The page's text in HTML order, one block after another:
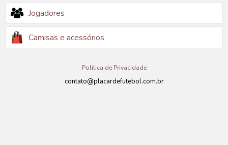
Jogadores
Camisas e acessórios
Política de Privacidade
contato@placardefutebol.com.br